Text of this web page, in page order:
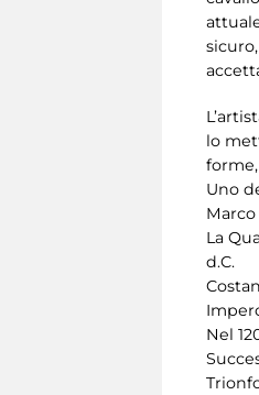
lo
Uno
La
d.C.
Nel